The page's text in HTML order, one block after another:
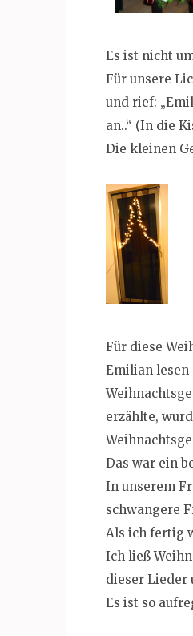
Es ist nicht
Für unsere
und rief:
an..“ (In die
Die kleinen
Für diese
Emilian lesen
erzählte,
Das war ein
In unserem
schwangere
Als ich fertig
Ich ließ
dieser Lieder
Es ist so